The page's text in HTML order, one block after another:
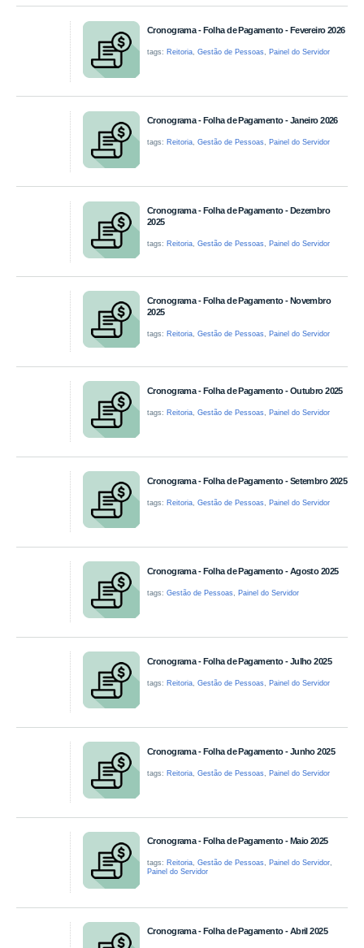
Cronograma - Folha de Pagamento - Fevereiro 2026
tags: Reitoria, Gestão de Pessoas, Painel do Servidor
Cronograma - Folha de Pagamento - Janeiro 2026
tags: Reitoria, Gestão de Pessoas, Painel do Servidor
Cronograma - Folha de Pagamento - Dezembro
2025
tags: Reitoria, Gestão de Pessoas, Painel do Servidor
Cronograma - Folha de Pagamento - Novembro
2025
tags: Reitoria, Gestão de Pessoas, Painel do Servidor
Cronograma - Folha de Pagamento - Outubro 2025
tags: Reitoria, Gestão de Pessoas, Painel do Servidor
Cronograma - Folha de Pagamento - Setembro 2025
tags: Reitoria, Gestão de Pessoas, Painel do Servidor
Cronograma - Folha de Pagamento - Agosto 2025
tags: Gestão de Pessoas, Painel do Servidor
Cronograma - Folha de Pagamento - Julho 2025
tags: Reitoria, Gestão de Pessoas, Painel do Servidor
Cronograma - Folha de Pagamento - Junho 2025
tags: Reitoria, Gestão de Pessoas, Painel do Servidor
Cronograma - Folha de Pagamento - Maio 2025
tags: Reitoria, Gestão de Pessoas, Painel do Servidor,
Painel do Servidor
Cronograma - Folha de Pagamento - Abril 2025